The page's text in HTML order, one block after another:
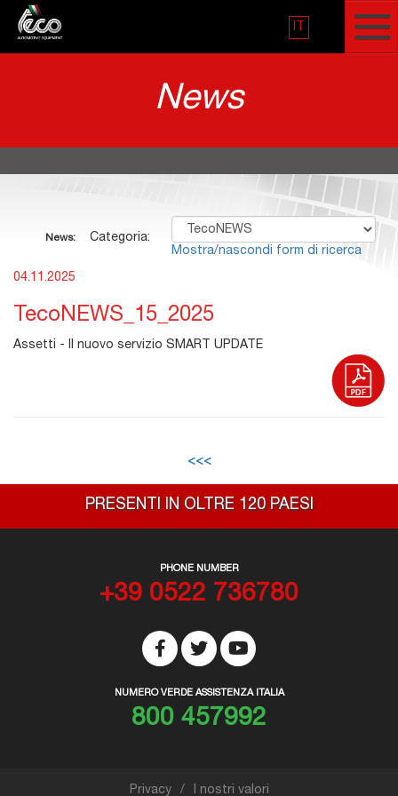
IT
News
News: Categoria:
Mostra/nascondi form di ricerca
04.11.2025
TecoNEWS_15_2025
Assetti - Il nuovo servizio SMART UPDATE
<<<
PRESENTI IN OLTRE 120 PAESI
PHONE NUMBER
+39 0522 736780
NUMERO VERDE ASSISTENZA ITALIA
800 457992
Privacy I nostri valori